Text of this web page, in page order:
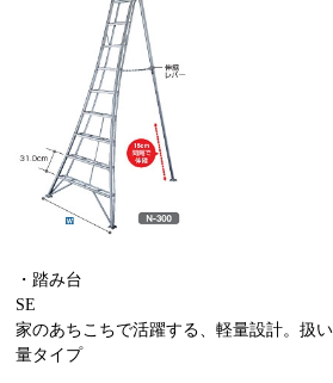
・踏み台
SE
家のあちこちで活躍する、軽量設計。扱
量タイプ